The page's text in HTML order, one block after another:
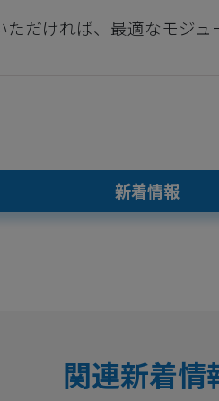
だければ、最適なモジ
新着情報
関連新着情